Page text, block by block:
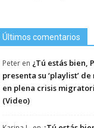
Últimos comentarios
Peter en ¿Tú estás bien,
presenta su ‘playlist’
en plena crisis
(Video)